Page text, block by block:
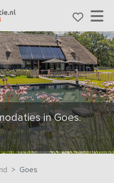
in Goes.
Goes